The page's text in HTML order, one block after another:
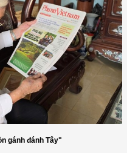
gánh đánh Tây"